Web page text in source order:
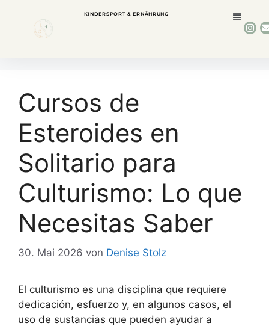
KINDERSPORT & ERNÄHRUNG
Cursos de
Esteroides en
Solitario para
Culturismo: Lo que
Necesitas Saber
30. Mai 2026 von Denise Stolz
El culturismo es una disciplina que requiere
dedicación, esfuerzo y, en algunos casos, el
uso de sustancias que pueden ayudar a